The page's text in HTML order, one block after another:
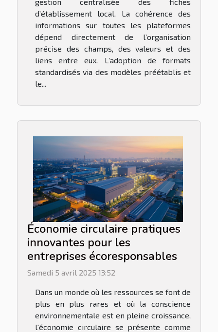
d’établissement local. La cohérence des
informations sur toutes les plateformes
dépend directement de l’organisation
précise des champs, des valeurs et des
liens entre eux. L’adoption de formats
standardisés via des modèles préétablis et
le...
Économie circulaire pratiques
innovantes pour les
entreprises écoresponsables
Samedi 5 avril 2025 13:52
Dans un monde où les ressources se font de
plus en plus rares et où la conscience
environnementale est en pleine croissance,
l'économie circulaire se présente comme